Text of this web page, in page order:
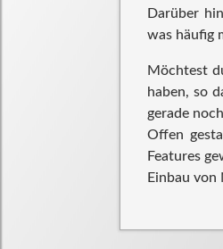
Darüber
was häufig
Möchtest
haben, so
gerade
Offen
Features
Einbau